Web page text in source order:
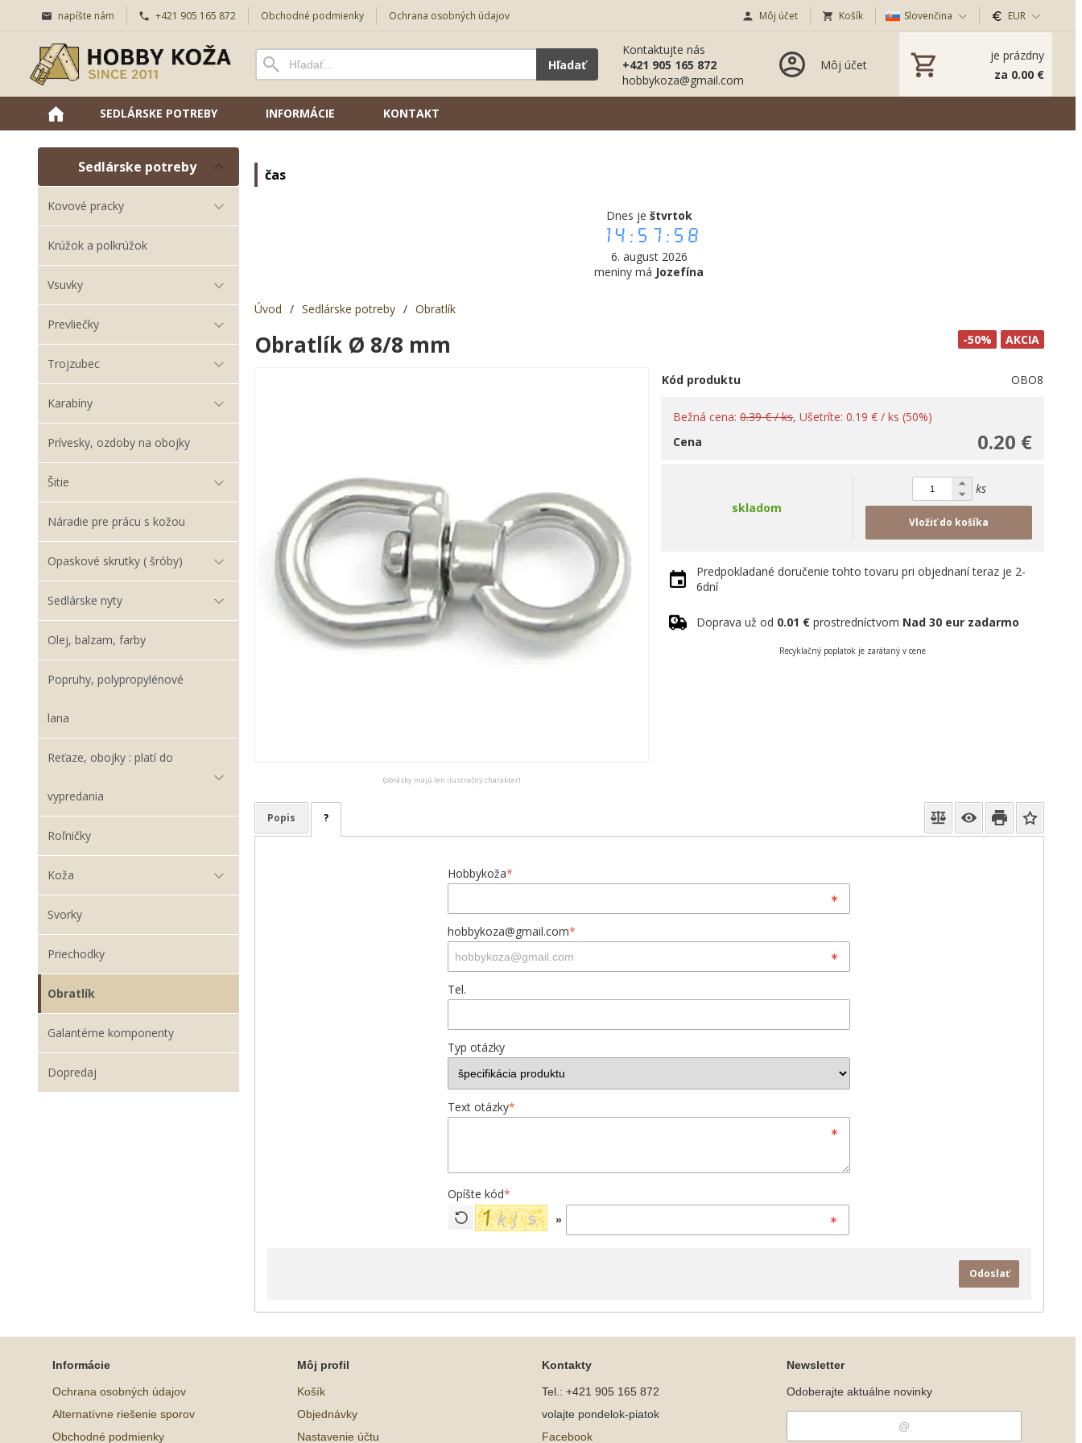
napíšte nám +421 905 165 872 Obchodné podmienky Ochrana osobných údajov Môj účet Košík Slovenčina EUR
Hľadať
Kontaktujte nás
+421 905 165 872
hobbykoza@gmail.com
Môj účet
je prázdny
za 0.00 €
SEDLÁRSKE POTREBY INFORMÁCIE KONTAKT
Sedlárske potreby
Kovové pracky
Krúžok a polkrúžok
Vsuvky
Prevliečky
Trojzubec
Karabíny
Prívesky, ozdoby na obojky
Šitie
Náradie pre prácu s kožou
Opaskové skrutky ( šróby)
Sedlárske nyty
Olej, balzam, farby
Popruhy, polypropylénové
lana
Reťaze, obojky : platí do
vypredania
Roľničky
Koža
Svorky
Priechodky
Obratlík
Galantérne komponenty
Dopredaj
čas
Dnes je štvrtok
14:57:59
6. august 2026
meniny má Jozefína
Úvod / Sedlárske potreby / Obratlík
AKCIA
-50%
Obratlík Ø 8/8 mm
(obrázky majú len ilustračný charakter)
Kód produktu OBO8
Bežná cena:0.39 € / ks, Ušetríte: 0.19 € / ks (50%)
0.20 €
Cena
skladom
ks
Vložiť do košíka
Predpokladané doručenie tohto tovaru pri objednaní teraz je 2-
6dní
Doprava už od 0.01 € prostredníctvom Nad 30 eur zadarmo
Recyklačný poplatok je zarátaný v cene
Popis ?
Hobbykoža*
hobbykoza@gmail.com*
Tel.
Typ otázky
Text otázky*
Opíšte kód*
»
Odoslať
Informácie
Ochrana osobných údajov
Alternatívne riešenie sporov
Obchodné podmienky
Môj profil
Košík
Objednávky
Nastavenie účtu
Kontakty
Tel.: +421 905 165 872
volajte pondelok-piatok
Facebook
Newsletter
Odoberajte aktuálne novinky